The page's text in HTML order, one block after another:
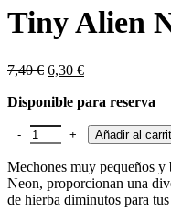
Tiny Alien
7,40€ El
original
7,40 €.
6,30 €El
actual
6,30 €.
Disponible para reserva
Tiny Alien Neon (2mm)
Añadir al
Mechones muy pequeños
Neon, proporcionan una
de hierba diminutos para